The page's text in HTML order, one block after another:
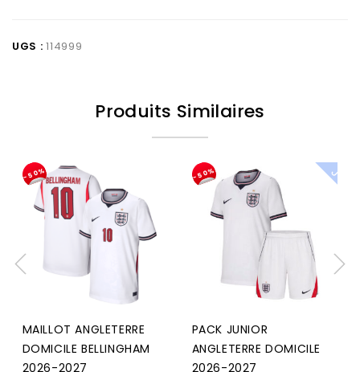
UGS :114999
Produits Similaires
-50%
MAILLOT ANGLETERRE
DOMICILE BELLINGHAM
2026-2027
-50%
PACK JUNIOR
ANGLETERRE DOMICILE
2026-2027